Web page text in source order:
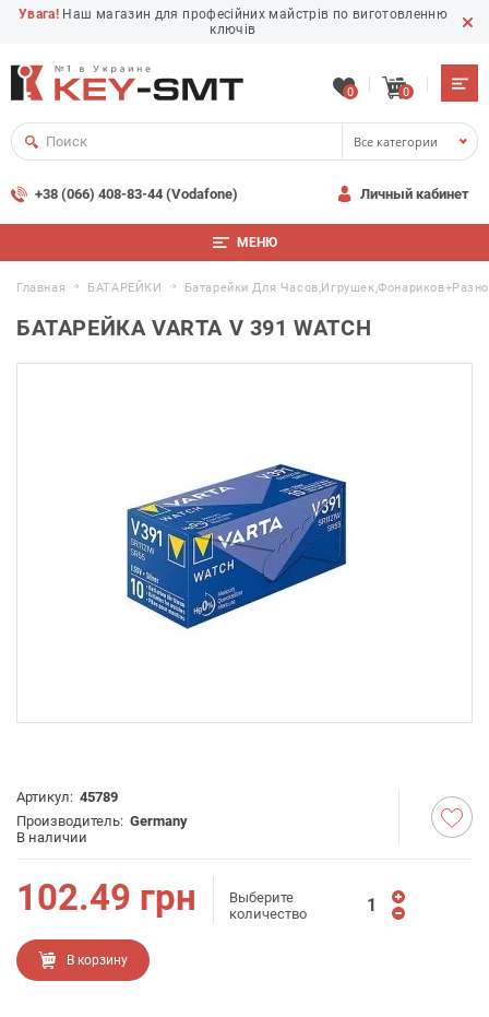
Увага! Наш магазин для професійних майстрів по виготовленню
ключів
0 0
Все категории
+38 (066) 408-83-44 (Vodafone) Личный кабинет
МЕНЮ
Главная БАТАРЕЙКИ Батарейки Для
БАТАРЕЙКА VARTA V 391 WATCH
Артикул: 45789
Производитель: Germany
В наличии
102.49 грн
Выберите
количество
В корзину